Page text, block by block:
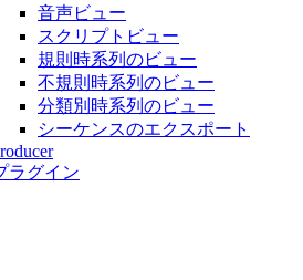
音声ビュー
スクリプトビュー
規則時系列のビュー
不規則時系列のビュー
分類別時系列のビュー
シーケンスのエクスポート
ラグイン